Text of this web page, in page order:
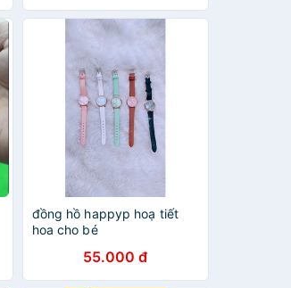
đồng hồ happyp hoạ tiết
hoa cho bé
55.000 đ